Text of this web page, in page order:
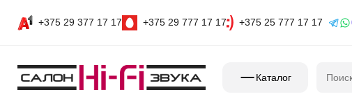
+375 29 377 17 17 +375 29 777 17 17 +375 25 777 17 17
Каталог